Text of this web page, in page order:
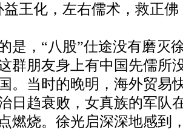
益王化，左右儒术，救正佛
，“八股”仕途没有磨灭
群朋友身上有中国先儒所
。当时的晚明，海外贸易
日趋衰败，女真族的军队
燃烧。徐光启深深地感到